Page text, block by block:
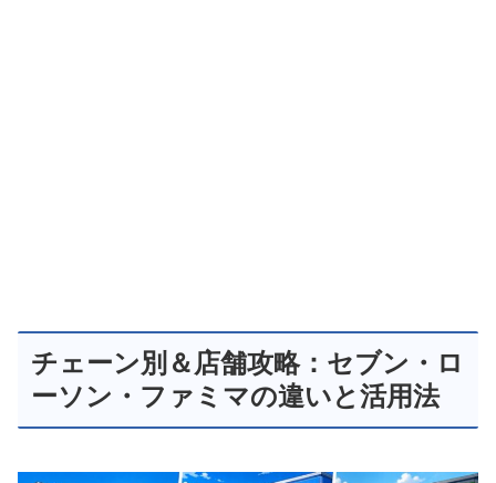
チェーン別＆店舗攻略：セブン・ロ
ーソン・ファミマの違いと活用法